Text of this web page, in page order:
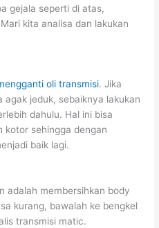
gejala seperti di atas,
kita analisa dan lakukan
oli transmisi. Jika
jeduk, sebaiknya lakukan
dahulu. Hal ini bisa
kotor sehingga dengan
baik lagi.
adalah membersihkan body
kurang, bawalah ke bengkel
transmisi matic.